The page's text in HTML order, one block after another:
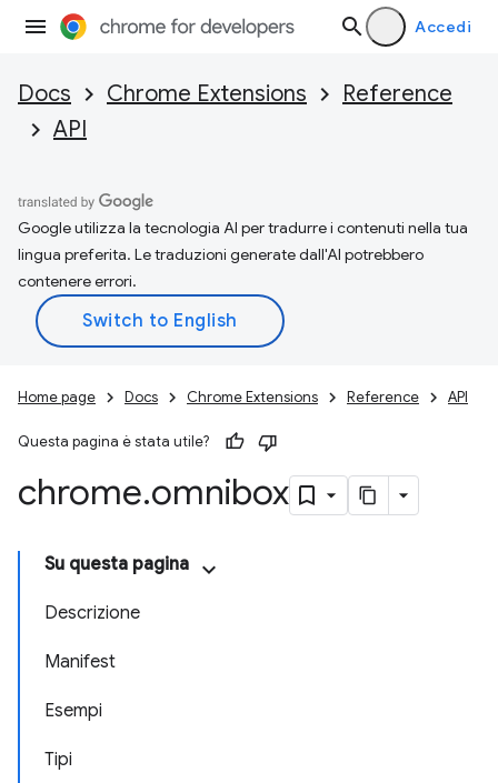
Accedi
Docs Chrome Extensions
Reference
API
Google utilizza la tecnologia AI per tradurre i contenuti nella tua
lingua preferita. Le traduzioni generate dall'AI potrebbero
contenere errori.
Home page Docs Chrome Extensions Reference API
Questa pagina è stata utile?
chrome.omnibox
Su questa pagina
Descrizione
Manifest
Esempi
Tipi